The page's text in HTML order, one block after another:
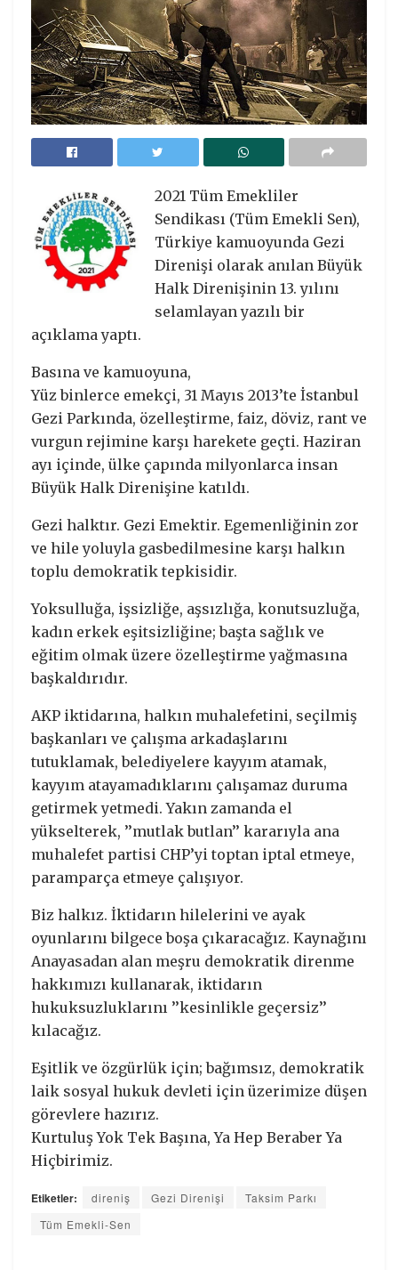
2021 Tüm Emekliler
Sendikası (Tüm Emekli Sen),
Türkiye kamuoyunda Gezi
Direnişi olarak anılan Büyük
Halk Direnişinin 13. yılını
selamlayan yazılı bir
açıklama yaptı.
Basına ve kamuoyuna,
Yüz binlerce emekçi, 31 Mayıs 2013’te İstanbul
Gezi Parkında, özelleştirme, faiz, döviz, rant ve
vurgun rejimine karşı harekete geçti. Haziran
ayı içinde, ülke çapında milyonlarca insan
Büyük Halk Direnişine katıldı.
Gezi halktır. Gezi Emektir. Egemenliğinin zor
ve hile yoluyla gasbedilmesine karşı halkın
toplu demokratik tepkisidir.
Yoksulluğa, işsizliğe, aşsızlığa, konutsuzluğa,
kadın erkek eşitsizliğine; başta sağlık ve
eğitim olmak üzere özelleştirme yağmasına
başkaldırıdır.
AKP iktidarına, halkın muhalefetini, seçilmiş
başkanları ve çalışma arkadaşlarını
tutuklamak, belediyelere kayyım atamak,
kayyım atayamadıklarını çalışamaz duruma
getirmek yetmedi. Yakın zamanda el
yükselterek, ’’mutlak butlan’’ kararıyla ana
muhalefet partisi CHP’yi toptan iptal etmeye,
paramparça etmeye çalışıyor.
Biz halkız. İktidarın hilelerini ve ayak
oyunlarını bilgece boşa çıkaracağız. Kaynağını
Anayasadan alan meşru demokratik direnme
hakkımızı kullanarak, iktidarın
hukuksuzluklarını ’’kesinlikle geçersiz’’
kılacağız.
Eşitlik ve özgürlük için; bağımsız, demokratik
laik sosyal hukuk devleti için üzerimize düşen
görevlere hazırız.
Kurtuluş Yok Tek Başına, Ya Hep Beraber Ya
Hiçbirimiz.
Etiketler: direniş Gezi Direnişi
Taksim Parkı
Tüm Emekli-Sen